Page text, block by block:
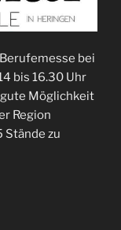
bei
bis 16.30 Uhr
Möglichkeit
Region
Stände zu